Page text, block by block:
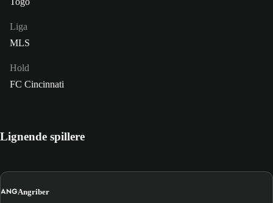
Liga
MLS
Hold
FC Cincinnati
Lignende spillere
ANGAngriber